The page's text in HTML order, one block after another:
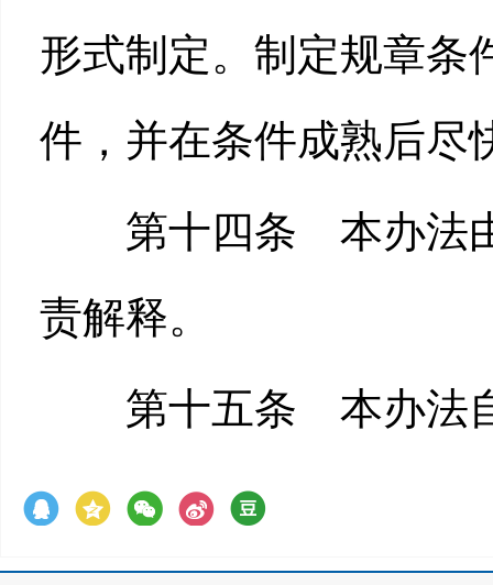
形式制定。制定规章条
件，并在条件成熟后尽
第十四条 本办法由
责解释。
第十五条 本办法自